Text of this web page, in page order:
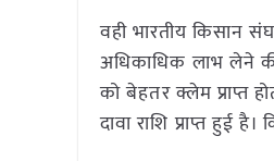
वही भारतीय किसान
अधिकाधिक लाभ लेने
को बेहतर क्लेम प्राप्त
दावा राशि प्राप्त हुई